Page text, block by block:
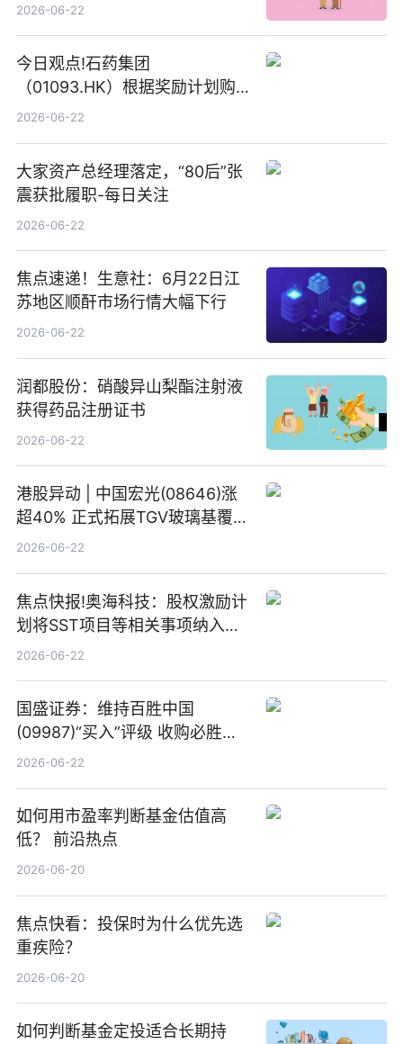
2026-06-22
今日观点!石药集团
（01093.HK）根据奖励计划购
回580万股
2026-06-22
大家资产总经理落定，“80后”张
震获批履职-每日关注
2026-06-22
焦点速递！生意社：6月22日江
苏地区顺酐市场行情大幅下行
2026-06-22
润都股份：硝酸异山梨酯注射液
获得药品注册证书
2026-06-22
港股异动 | 中国宏光(08646)涨
超40% 正式拓展TGV玻璃基覆铜
板新材料业务
2026-06-22
焦点快报!奥海科技：股权激励计
划将SST项目等相关事项纳入专
项业务发展考核指标
2026-06-22
国盛证券：维持百胜中国
(09987)“买入”评级 收购必胜客
中国增厚利润加速成长 信息
2026-06-22
如何用市盈率判断基金估值高
低？ 前沿热点
2026-06-20
焦点快看：投保时为什么优先选
重疾险？
2026-06-20
如何判断基金定投适合长期持